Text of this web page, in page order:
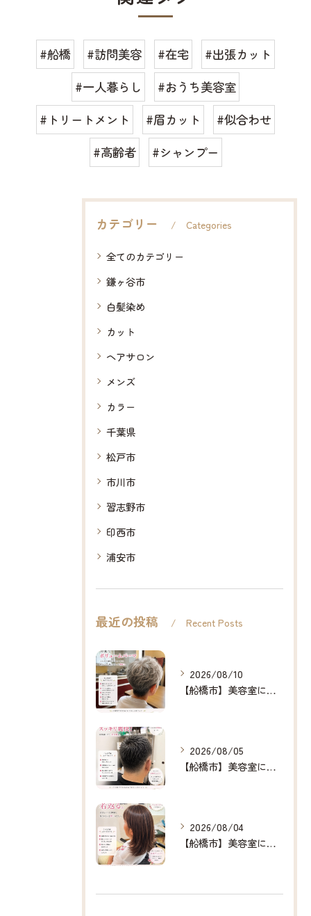
#船橋 #訪問美容 #在宅
#出張カット
#一人暮らし
#おうち美容室
#トリートメント
#眉カット
#似合わせ
#高齢者
#シャンプー
カテゴリー Categories
全てのカテゴリー
鎌ヶ谷市
白髪染め
カット
ヘアサロン
メンズ
カラー
千葉県
松戸市
市川市
習志野市
印西市
浦安市
最近の投稿 Recent Posts
2026/08/10
【船橋市】美容室に行けない…をなくしたい✂️✨
2026/08/05
【船橋市】美容室に行けない…をなくしたい✂️✨
2026/08/04
【船橋市】美容室に行けない…をなくしたい✂️✨